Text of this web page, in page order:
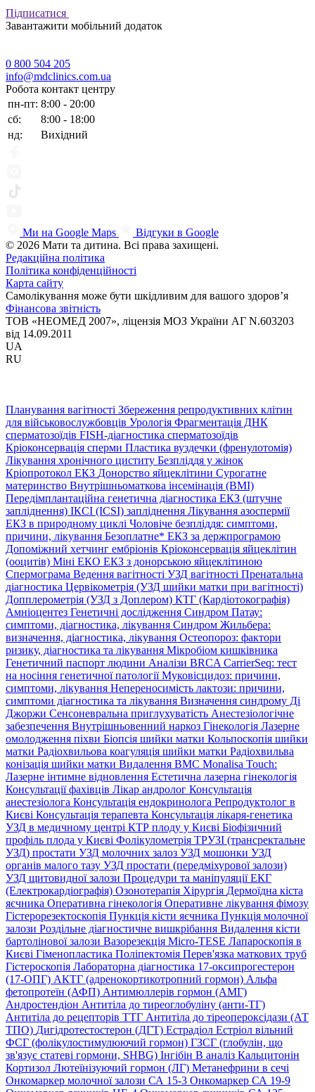
Підписатися
Завантажити мобільний додаток
0 800 504 205
info@mdclinics.com.ua
Робота контакт центру
пн-пт: 8:00 - 20:00
сб:
8:00 - 18:00
нд:
Вихідний
Ми на Google Maps
Відгуки в Google
© 2026 Мати та дитина. Всі права захищені.
Редакційна політика
Політика конфіденційності
Карта сайту
Самолікування може бути шкідливим для вашого здоров’я
Фінансова звітність
ТОВ «НЕОМЕД 2007», ліцензія МОЗ України АГ N.603203
від 14.09.2011
UA
RU
Планування вагітності Збереження репродуктивних клітин
для військовослужбовців Урологія Фрагментація ДНК
сперматозоїдів FISH-діагностика сперматозоїдів
Кріоконсервація сперми Пластика вуздечки (френулотомія)
Лікування хронічного циститу Безпліддя у жінок
Кріопротокол ЕКЗ Донорство яйцеклітини Сурогатне
материнство Внутрішньоматкова інсемінація (ВМІ)
Передімплантаційна генетична діагностика ЕКЗ (штучне
запліднення) ІКСІ (ICSI) запліднення Лікування азоспермії
ЕКЗ в природному циклі Чоловіче безпліддя: симптоми,
причини, лікування Безоплатне* ЕКЗ за держпрограмою
Допоміжний хетчинг ембріонів Кріоконсервація яйцеклітин
(ооцитів) Міні ЕКО ЕКЗ з донорською яйцеклітиною
Спермограма Ведення вагітності УЗД вагітності Пренатальна
діагностика Цервікометрія (УЗД шийки матки при вагітності)
Допплерометрія (УЗД з Доплером) КТГ (Кардіотокографія)
Амніоцентез Генетичні дослідження Синдром Патау:
симптоми, дiагностика, лiкування Синдром Жильбера:
визначення, діагностика, лікування Остеопороз: фактори
ризику, діагностика та лікування Мікробіом кишківника
Генетичний паспорт людини Аналізи BRCA CarrierSeq: тест
на носіння генетичної патологіїМуковісцидоз: причини,
симптоми, лікування Непереносимість лактози: причини,
симптоми діагностика та лікування Визначення синдрому Ді
Джоржи Сенсоневральна приглухуватість Анестезіологічне
забезпечення Внутрішньовенний наркоз Гінекологія Лазерне
омолодження піхви Біопсія шийки матки Кольпоскопія шийки
матки Радіохвильова коагуляція шийки матки Радіохвильва
конізація шийки матки Видалення ВМС Monalisa Touch:
Лазерне інтимне відновлення Естетична лазерна гінекологія
Консультації фахівців Лікар андролог Консультація
анестезіолога Консультація ендокринолога Репродуктолог в
Києві Консультація терапевта Консультація лікаря-генетика
УЗД в медичному центрі КТР плоду у Києві Біофізичний
профіль плода у Києві Фолікулометрія ТРУЗІ (трансректальне
УЗД) простати УЗД молочних залоз УЗД мошонки УЗД
органів малого тазу УЗД простати (передміхурової залози)
УЗД щитовидної залози Процедури та маніпуляціїЕКГ
(Електрокардіографія) Озонотерапія Хірургія Дермоїдна кіста
яєчника Оперативна гінекологія Оперативне лікування фімозу
Гістерорезектоскопія Пункція кісти яєчника Пункція молочної
залози Роздільне діагностичне вишкрібання Видалення кісти
бартолінової залози Вазорезекція Micro-TESE Лапароскопія в
Києві Гіменопластика Поліпектомія Перев'язка маткових труб
Гістероскопія Лабораторна діагностика 17-оксипрогестерон
(17-ОПГ) АКТГ (адренокортикотропний гормон) Альфа
фетопротеїн (АФП) Антимюллерів гормон (АМГ)
Андростендіон Антитіла до тиреоглобуліну (анти-ТГ)
Антитіла до рецепторів ТТГ Антитіла до тіреопероксідази (АТ
ТПО) Дигідротестостерон (ДГТ) Естрадіол Естріол вільний
ФСГ (фолікулостимулюючий гормон) ГЗСГ (глобулін, що
зв'язує статеві гормони, SHBG) Інгібін B аналіз Кальцитонін
Кортизол Лютеїнізуючий гормон (ЛГ) Метанефрини в сечі
Онкомаркер молочної залози СА 15-3 Онкомаркер СА 19-9